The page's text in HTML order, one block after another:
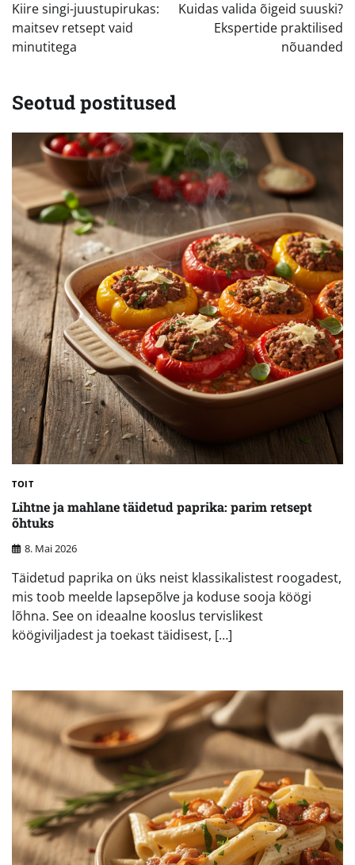
Kiire singi-juustupirukas:
maitsev retsept vaid
minutitega
Kuidas valida õigeid suuski?
Ekspertide praktilised
nõuanded
Seotud postitused
TOIT
Lihtne ja mahlane täidetud paprika: parim retsept
õhtuks
8. Mai 2026
Täidetud paprika on üks neist klassikalistest roogadest,
mis toob meelde lapsepõlve ja koduse sooja köögi
lõhna. See on ideaalne kooslus tervislikest
köögiviljadest ja toekast täidisest, […]